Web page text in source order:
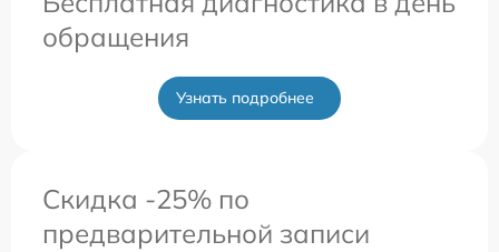
обращения
Узнать подробнее
Скидка -25% по
предварительной записи